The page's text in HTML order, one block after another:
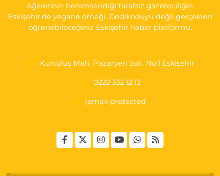
öğelerinin benimsendiği tarafsız gazeteciliğin
Eskişehir'de yegane örneği. Dedikoduyu değil gerçekleri
öğrenebileceğiniz Eskişehir haber platformu.
Kurtuluş Mah. Pazaryeri Sok. No:1 Eskişehir
0222 332 12 13
[email protected]